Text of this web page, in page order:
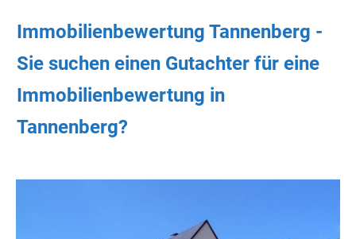
Immobilienbewertung Tannenberg -
Sie suchen einen Gutachter für eine
Immobilienbewertung in
Tannenberg?